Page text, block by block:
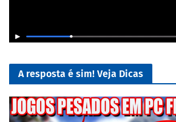
A resposta é sim! Veja Dicas